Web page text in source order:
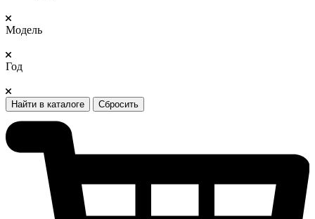
Модель
Год
Найти в каталоге Сбросить